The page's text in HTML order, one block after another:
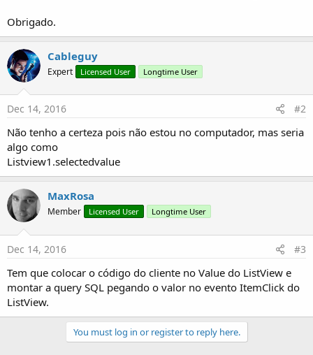
Obrigado.
Cableguy
Expert Licensed User Longtime User
Dec 14, 2016 #2
Não tenho a certeza pois não estou no computador, mas seria
algo como
Listview1.selectedvalue
MaxRosa
Member Licensed User Longtime User
Dec 14, 2016 #3
Tem que colocar o código do cliente no Value do ListView e
montar a query SQL pegando o valor no evento ItemClick do
ListView.
You must log in or register to reply here.